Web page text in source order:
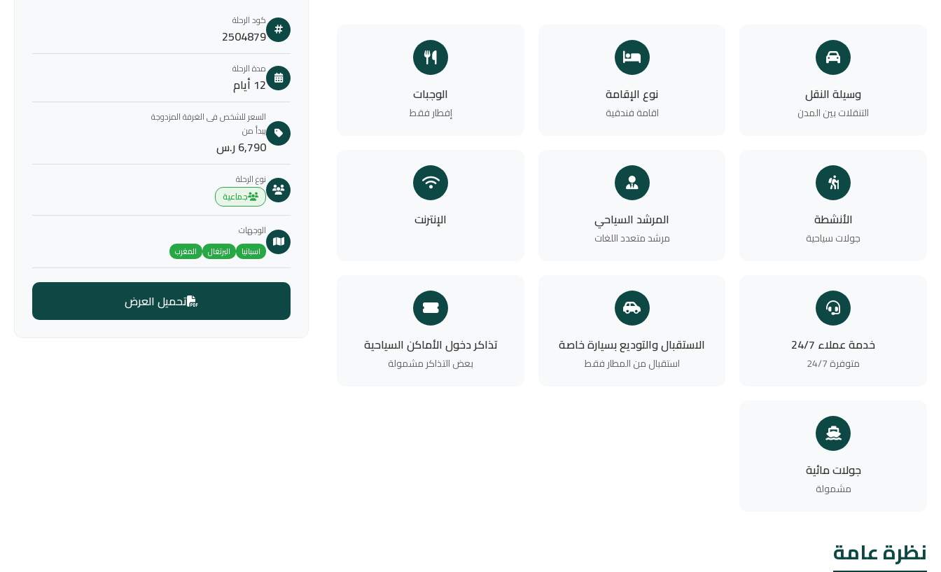
وسيلة النقل
التنقلات بين المدن
نوع الإقامة
اقامة فندقية
الوجبات
إفطار فقط
الأنشطة
جولات سياحية
المرشد السياحي
مرشد متعدد اللغات
الإنترنت
خدمة عملاء 24/7
متوفرة 24/7
الاستقبال والتوديع بسيارة خاصة
استقبال من المطار فقط
تذاكر دخول الأماكن السياحية
بعض التذاكر مشمولة
جولات مائية
مشمولة
نظرة عامة
كود الرحلة
2504879
مدة الرحلة
12 أيام
السعر للشخص فى الغرفة المزدوجة
يبدأ من
6,790 ر.س
نوع الرحلة
جماعية
الوجهات
اسبانيا البرتغال المغرب
تحميل العرض